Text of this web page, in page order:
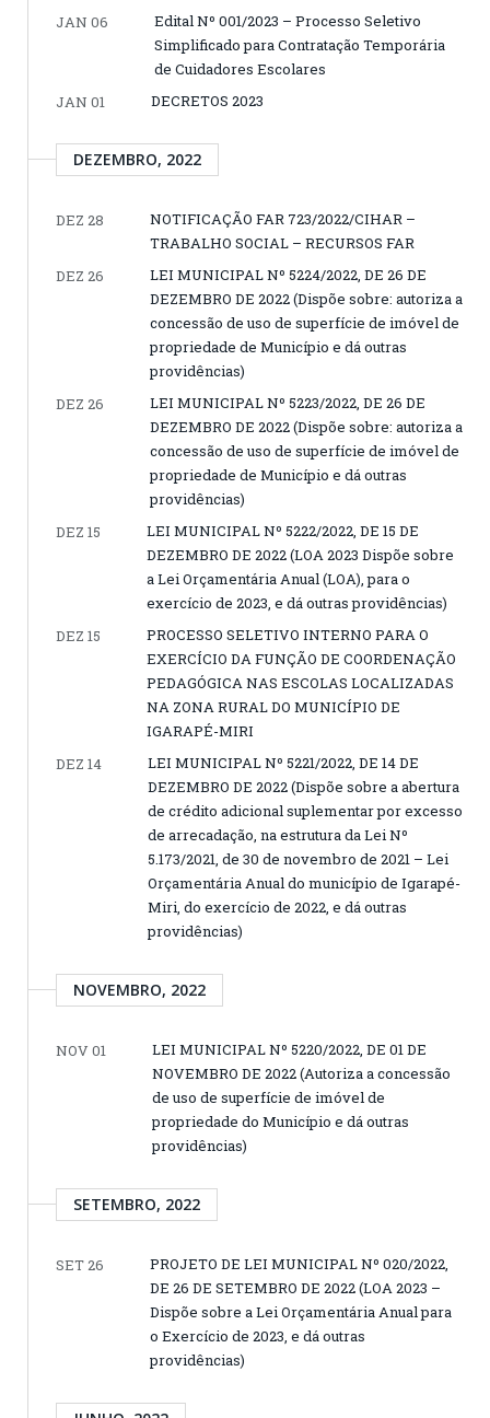
JAN 06
Edital Nº 001/2023 – Processo Seletivo
Simplificado para Contratação Temporária
de Cuidadores Escolares
JAN 01
DECRETOS 2023
DEZEMBRO, 2022
DEZ 28
NOTIFICAÇÃO FAR 723/2022/CIHAR –
TRABALHO SOCIAL – RECURSOS FAR
DEZ 26
LEI MUNICIPAL Nº 5224/2022, DE 26 DE
DEZEMBRO DE 2022 (Dispõe sobre: autoriza a
concessão de uso de superfície de imóvel de
propriedade de Município e dá outras
providências)
DEZ 26
LEI MUNICIPAL Nº 5223/2022, DE 26 DE
DEZEMBRO DE 2022 (Dispõe sobre: autoriza a
concessão de uso de superfície de imóvel de
propriedade de Município e dá outras
providências)
DEZ 15
LEI MUNICIPAL Nº 5222/2022, DE 15 DE
DEZEMBRO DE 2022 (LOA 2023 Dispõe sobre
a Lei Orçamentária Anual (LOA), para o
exercício de 2023, e dá outras providências)
DEZ 15
PROCESSO SELETIVO INTERNO PARA O
EXERCÍCIO DA FUNÇÃO DE COORDENAÇÃO
PEDAGÓGICA NAS ESCOLAS LOCALIZADAS
NA ZONA RURAL DO MUNICÍPIO DE
IGARAPÉ-MIRI
DEZ 14
LEI MUNICIPAL Nº 5221/2022, DE 14 DE
DEZEMBRO DE 2022 (Dispõe sobre a abertura
de crédito adicional suplementar por excesso
de arrecadação, na estrutura da Lei Nº
5.173/2021, de 30 de novembro de 2021 – Lei
Orçamentária Anual do município de Igarapé-
Miri, do exercício de 2022, e dá outras
providências)
NOVEMBRO, 2022
NOV 01
LEI MUNICIPAL Nº 5220/2022, DE 01 DE
NOVEMBRO DE 2022 (Autoriza a concessão
de uso de superfície de imóvel de
propriedade do Município e dá outras
providências)
SETEMBRO, 2022
SET 26
PROJETO DE LEI MUNICIPAL Nº 020/2022,
DE 26 DE SETEMBRO DE 2022 (LOA 2023 –
Dispõe sobre a Lei Orçamentária Anual para
o Exercício de 2023, e dá outras
providências)